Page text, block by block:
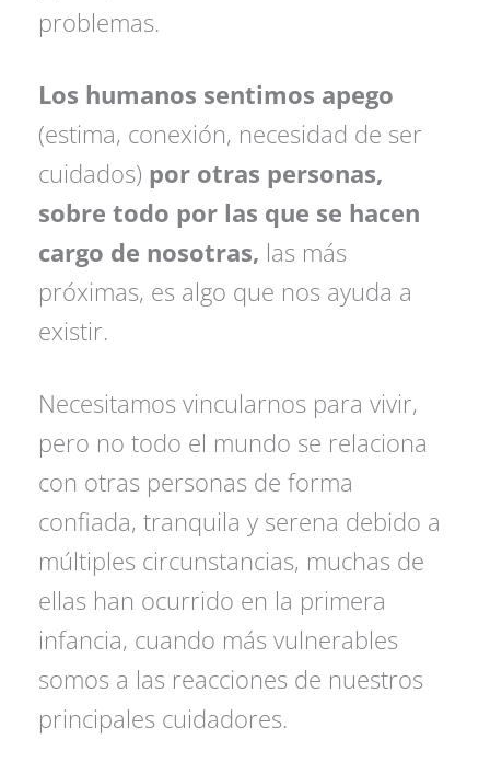
problemas.
Los humanos sentimos apego
(estima, conexión, necesidad de ser
cuidados) por otras personas,
sobre todo por las que se hacen
cargo de nosotras, las más
próximas, es algo que nos ayuda a
existir.
Necesitamos vincularnos para vivir,
pero no todo el mundo se relaciona
con otras personas de forma
confiada, tranquila y serena debido a
múltiples circunstancias, muchas de
ellas han ocurrido en la primera
infancia, cuando más vulnerables
somos a las reacciones de nuestros
principales cuidadores.